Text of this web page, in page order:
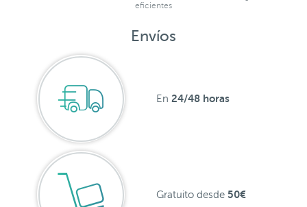
eficientes
Envíos
En 24/48 horas
Gratuito desde 50€